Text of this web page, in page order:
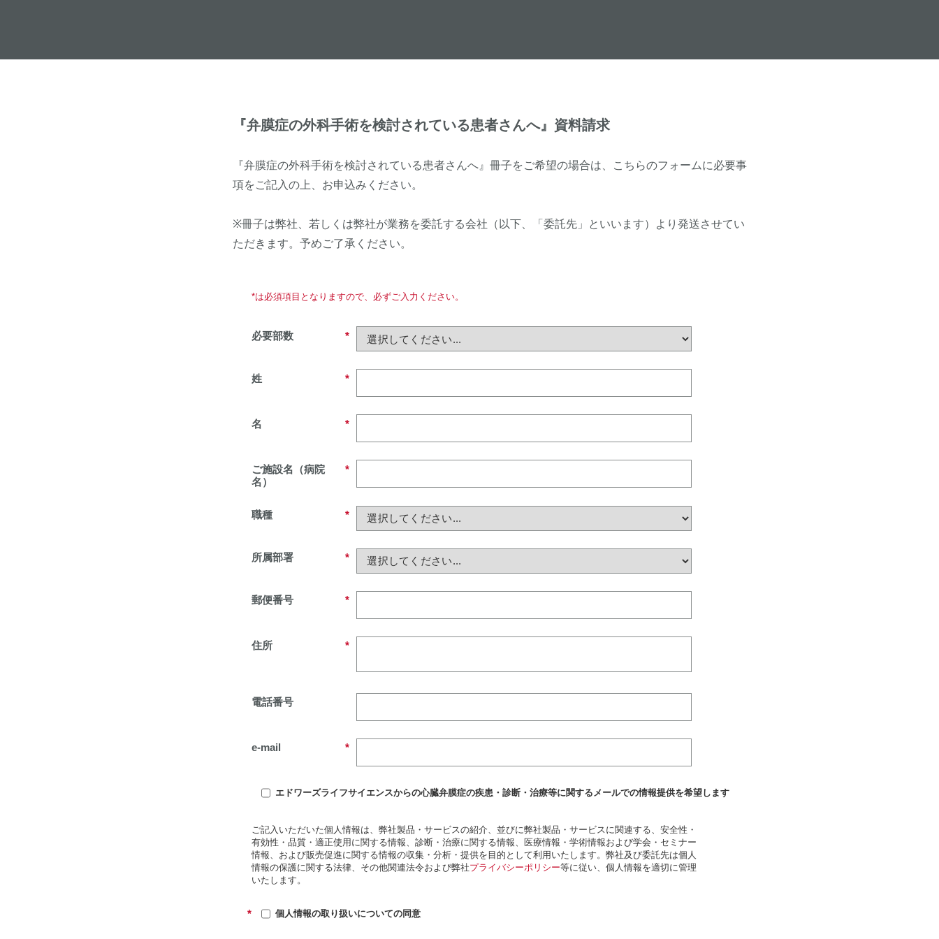
『弁膜症の外科手術を検討されている患者さんへ』資料請求
『弁膜症の外科手術を検討されている患者さんへ』冊子をご希望の場合は、こちらのフォームに必要事
項をご記入の上、お申込みください。
※冊子は弊社、若しくは弊社が業務を委託する会社（以下、「委託先」といいます）より発送させてい
ただきます。予めご了承ください。
*は必須項目となりますので、必ずご入力ください。
*
必要部数
*
姓
*
名
*
ご施設名（病院
名）
*
職種
*
所属部署
*
郵便番号
*
住所
電話番号
*
e-mail
エドワーズライフサイエンスからの心臓弁膜症の疾患・診断・治療等に関するメールでの情報提供を希望します
ご記入いただいた個人情報は、弊社製品・サービスの紹介、並びに弊社製品・サービスに関連する、安全性・
有効性・品質・適正使用に関する情報、診断・治療に関する情報、医療情報・学術情報および学会・セミナー
情報、および販売促進に関する情報の収集・分析・提供を目的として利用いたします。弊社及び委託先は個人
情報の保護に関する法律、その他関連法令および弊社プライバシーポリシー等に従い、個人情報を適切に管理
いたします。
* 個人情報の取り扱いについての同意